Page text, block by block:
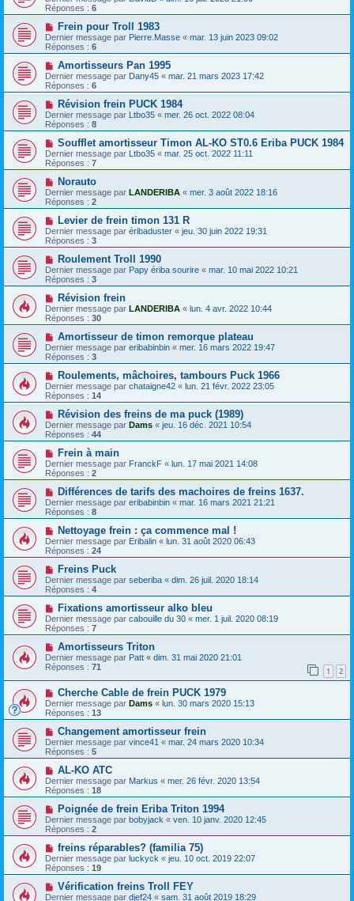
Réponses : 6
Frein pour Troll 1983
Dernier message par Pierre.Masse « mar. 13 juin 2023 09:02
Réponses : 6
Amortisseurs Pan 1995
Dernier message par Dany45 « mar. 21 mars 2023 17:42
Réponses : 6
Révision frein PUCK 1984
Dernier message par Ltbo35 « mer. 26 oct. 2022 08:04
Réponses : 8
Soufflet amortisseur Timon AL-KO ST0.6 Eriba PUCK 1984
Dernier message par Ltbo35 « mar. 25 oct. 2022 11:11
Réponses : 7
Norauto
Dernier message par LANDERIBA « mer. 3 août 2022 18:16
Réponses : 2
Levier de frein timon 131 R
Dernier message par éribaduster « jeu. 30 juin 2022 19:31
Réponses : 3
Roulement Troll 1990
Dernier message par Papy ériba sourire « mar. 10 mai 2022 10:21
Réponses : 3
Révision frein
Dernier message par LANDERIBA « lun. 4 avr. 2022 10:44
Réponses : 30
Amortisseur de timon remorque plateau
Dernier message par eribabinbin « mer. 16 mars 2022 19:47
Réponses : 3
Roulements, mâchoires, tambours Puck 1966
Dernier message par chataigne42 « lun. 21 févr. 2022 23:05
Réponses : 14
Révision des freins de ma puck (1989)
Dernier message par Dams « jeu. 16 déc. 2021 10:54
Réponses : 44
Frein à main
Dernier message par FranckF « lun. 17 mai 2021 14:08
Réponses : 2
Différences de tarifs des machoires de freins 1637.
Dernier message par eribabinbin « mar. 16 mars 2021 21:21
Réponses : 8
Nettoyage frein : ça commence mal !
Dernier message par Eribalin « lun. 31 août 2020 06:43
Réponses : 24
Freins Puck
Dernier message par seberiba « dim. 26 juil. 2020 18:14
Réponses : 4
Fixations amortisseur alko bleu
Dernier message par cabouille du 30 « mer. 1 juil. 2020 08:19
Réponses : 7
Amortisseurs Triton
Dernier message par Patt « dim. 31 mai 2020 21:01
Réponses : 71 1 2
Cherche Cable de frein PUCK 1979
Dernier message par Dams « lun. 30 mars 2020 15:13
Réponses : 13
Changement amortisseur frein
Dernier message par vince41 « mar. 24 mars 2020 10:34
Réponses : 5
AL-KO ATC
Dernier message par Markus « mer. 26 févr. 2020 13:54
Réponses : 18
Poignée de frein Eriba Triton 1994
Dernier message par bobyjack « ven. 10 janv. 2020 12:45
Réponses : 2
freins réparables? (familia 75)
Dernier message par luckyck « jeu. 10 oct. 2019 22:07
Réponses : 19
Vérification freins Troll FEY
Dernier message par djef24 « sam. 31 août 2019 18:29